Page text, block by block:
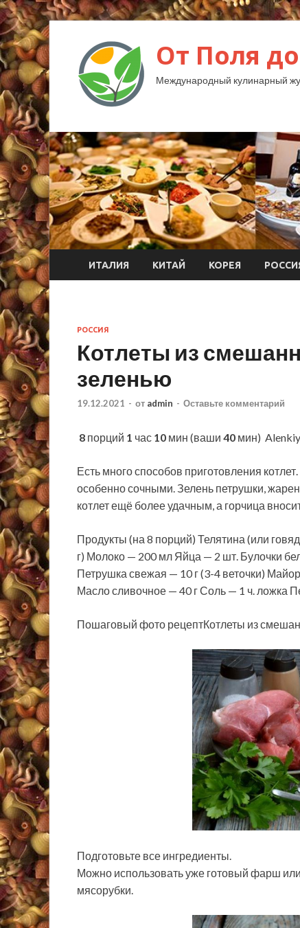
От Поля
Международный кулинарный
ИТАЛИЯ КИТАЙ КОРЕЯ
РОССИЯ
Котлеты из
зеленью
19.12.2021 - от admin - Оставьте комментарий
8 порций 1 час 10 мин (ваши 40 мин)
Есть много способов приготовления
особенно сочными. Зелень петрушки,
котлет ещё более удачным, а горчица
Продукты (на 8 порций) Телятина (или
г) Молоко — 200 мл Яйца — 2 шт. Булочки
Петрушка свежая — 10 г (3-4 веточки)
Масло сливочное — 40 г Соль — 1 ч. ложка
Пошаговый фото рецептКотлеты из
Подготовьте все ингредиенты.
Можно использовать уже готовый фарш
мясорубки.